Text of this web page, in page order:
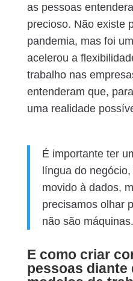
as pessoas
precioso. Não existe
pandemia, mas foi
acelerou a
trabalho nas
entenderam que,
uma realidade
É importante ter
língua do
movido à dados,
precisamos olhar
não são máquinas.
E como criar
pessoas diante